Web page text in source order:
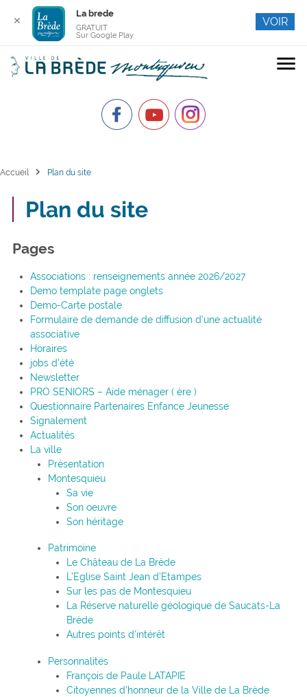
menu
Accueil chevron_right Plan du site
Plan du site
Pages
Associations : renseignements année 2026/2027
Demo template page onglets
Demo-Carte postale
Formulaire de demande de diffusion d’une actualité
associative
Horaires
jobs d’été
Newsletter
PRO SENIORS – Aide ménager ( ère )
Questionnaire Partenaires Enfance Jeunesse
Signalement
Actualités
La ville
Présentation
Montesquieu
Sa vie
Son oeuvre
Son héritage
Patrimoine
Le Château de La Brède
L’Eglise Saint Jean d’Etampes
Sur les pas de Montesquieu
La Réserve naturelle géologique de Saucats-La
Brède
Autres points d’intérêt
Personnalités
François de Paule LATAPIE
Citoyennes d’honneur de la Ville de La Brède
✕
La brede
GRATUIT
Sur Google Play
VOIR